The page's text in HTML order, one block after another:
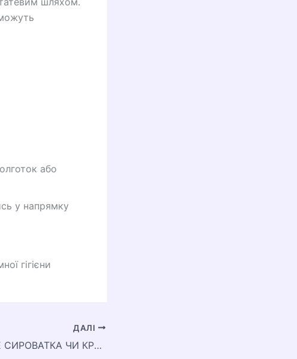
або
у напрямку
гігієни
ДАЛІ
ЩО КРАЩЕ СИРОВАТКА ЧИ КРЕМ ДЛЯ ОБЛИЧЧЯ